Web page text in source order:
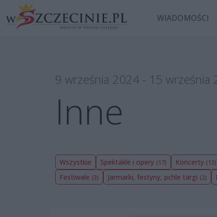
WIADOMOŚCI
9 września 2024 - 15 września
Inne
Wszystkie Spektakle i opery (17) Koncerty (13)
Festiwale (3) Jarmarki, festyny, pchle targi (2)